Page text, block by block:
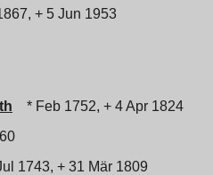
+ 5 Jun 1953
* Feb 1752, + 4 Apr 1824
1743, + 31 Mär 1809